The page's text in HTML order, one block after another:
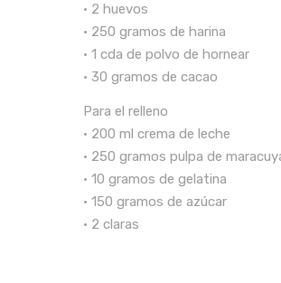
• 2 huevos
• 250 gramos de harina
• 1 cda de polvo de hornear
• 30 gramos de cacao
Para el relleno
• 200 ml crema de leche
• 250 gramos pulpa de
• 10 gramos de gelatina
• 150 gramos de azúcar
• 2 claras